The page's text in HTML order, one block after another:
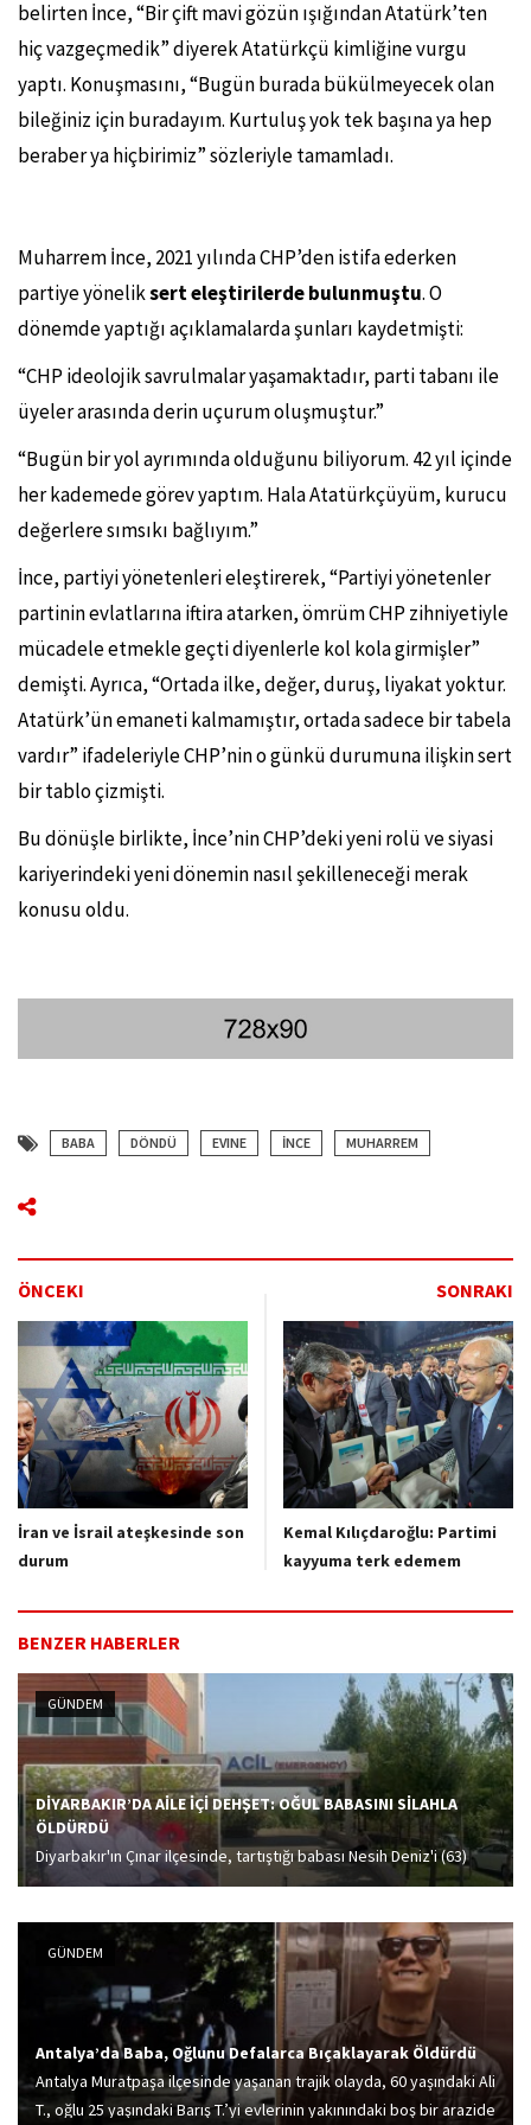
belirten İnce, “Bir çift mavi gözün ışığından Atatürk’ten
hiç vazgeçmedik” diyerek Atatürkçü kimliğine vurgu
yaptı. Konuşmasını, “Bugün burada bükülmeyecek olan
bileğiniz için buradayım. Kurtuluş yok tek başına ya hep
beraber ya hiçbirimiz” sözleriyle tamamladı.
Muharrem İnce, 2021 yılında CHP’den istifa ederken
partiye yöneliksert eleştirilerde bulunmuştu. O
dönemde yaptığı açıklamalarda şunları kaydetmişti:
“CHP ideolojik savrulmalar yaşamaktadır, parti tabanı ile
üyeler arasında derin uçurum oluşmuştur.”
“Bugün bir yol ayrımında olduğunu biliyorum. 42 yıl içinde
her kademede görev yaptım. Hala Atatürkçüyüm, kurucu
değerlere sımsıkı bağlıyım.”
İnce, partiyi yönetenleri eleştirerek, “Partiyi yönetenler
partinin evlatlarına iftira atarken, ömrüm CHP zihniyetiyle
mücadele etmekle geçti diyenlerle kol kola girmişler”
demişti. Ayrıca, “Ortada ilke, değer, duruş, liyakat yoktur.
Atatürk’ün emaneti kalmamıştır, ortada sadece bir tabela
vardır” ifadeleriyle CHP’nin o günkü durumuna ilişkin sert
bir tablo çizmişti.
Bu dönüşle birlikte, İnce’nin CHP’deki yeni rolü ve siyasi
kariyerindeki yeni dönemin nasıl şekilleneceği merak
konusu oldu.
BABA DÖNDÜ EVINE İNCE MUHARREM
ÖNCEKI SONRAKI
İran ve İsrail ateşkesinde son
durum
Kemal Kılıçdaroğlu: Partimi
kayyuma terk edemem
BENZER HABERLER
GÜNDEM
DİYARBAKIR’DA AİLE İÇİ DEHŞET: OĞUL BABASINI SİLAHLA
ÖLDÜRDÜ
Diyarbakır'ın Çınar ilçesinde, tartıştığı babası Nesih Deniz'i (63)
tabancayla öldüren M.D. (34), gözaltına alındı.
GÜNDEM
Antalya’da Baba, Oğlunu Defalarca Bıçaklayarak Öldürdü
Antalya Muratpaşa ilçesinde yaşanan trajik olayda, 60 yaşındaki Ali
T., oğlu 25 yaşındaki Barış T.’yi evlerinin yakınındaki boş bir arazide